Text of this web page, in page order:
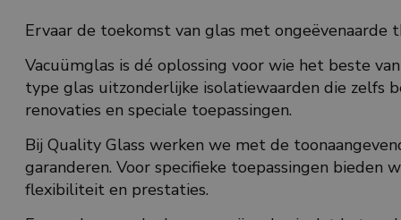
Ervaar de toekomst van glas met ongeëvenaarde
Vacuümglas is dé oplossing voor wie het beste
type glas uitzonderlijke isolatiewaarden die zelfs
renovaties en speciale toepassingen.
Bij Quality Glass werken we met de
garanderen. Voor specifieke toepassingen bieden
flexibiliteit en prestaties.